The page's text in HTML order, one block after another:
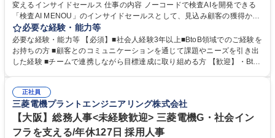
変えるインサイドセールス 仕事の内容 ノーコードで検査AIを開発できる
「検査AI MENOU」のインサイドセールスとして、見込み顧客の獲得から
商談機会の創出までを担っていただきます。マーケティングとフィールド
セールスをつなぐ役割として、 適切なタイミングで顧客とコミュニケーシ
ョンを取りながら、受注につながる商談機会の最大化を目指します。 【具
体的な仕事内容】 リードへの電話・メールによるアプローチ/リードナー
実行/フィールドセールスへの案件連携 募集職種 ★【未経験歓迎】AIで製
造業の未来を変えるインサイドセールス
必要な経験・能力等
必要な経験・能力等 【必須】■社会人経験3年以上■BtoB領域でのご経験を
お持ちの方 ■顧客とのコミュニケーションを通じて課題やニーズを引き出
した経験 ■チームで連携しながら目標達成に取り組める方 【歓迎】・BtoB
企画・実行経験 ・CRM・リードナーチャリングに関する知見 ・データを
もとに営業プロセスを改善した経験 学歴・資格 学歴：大学院 大学 高専 短
大 専修学校 高校 語学力： 資格：
正社員
三菱電機プラントエンジニアリング株式会社
【大阪】総務人事<未経験歓迎> 三菱電機G・社会イン
フラを支える/年休127日 採用人事